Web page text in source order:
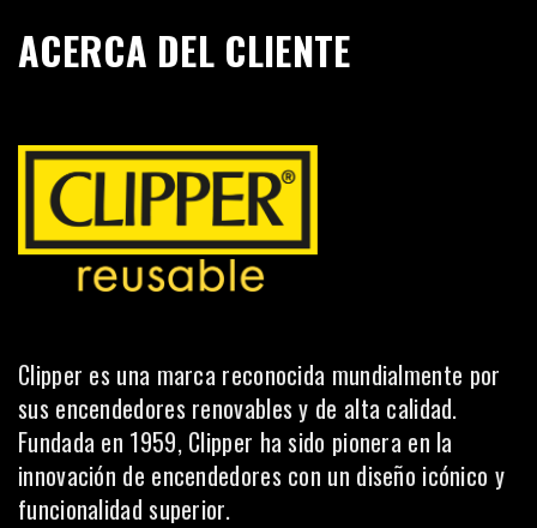
ACERCA DEL CLIENTE
Clipper es una marca reconocida mundialmente por
sus encendedores renovables y de alta calidad.
Fundada en 1959, Clipper ha sido pionera en la
innovación de encendedores con un diseño icónico y
funcionalidad superior.